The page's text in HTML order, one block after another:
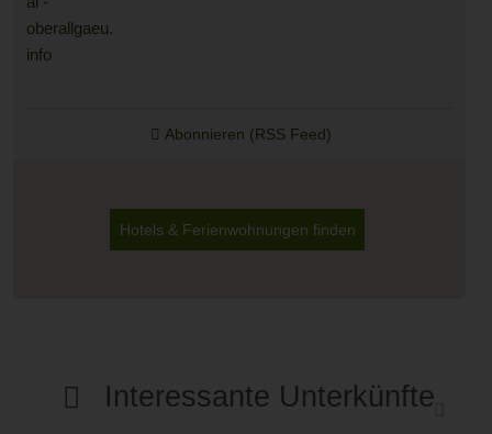
Abonnieren (RSS Feed)
Hotels & Ferienwohnungen finden
Interessante Unterkünfte